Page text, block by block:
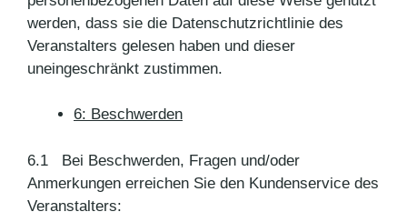
werden, dass sie die Datenschutzrichtlinie des
Veranstalters gelesen haben und dieser
uneingeschränkt zustimmen.
6: Beschwerden
6.1 Bei Beschwerden, Fragen und/oder
Anmerkungen erreichen Sie den Kundenservice des
Veranstalters: